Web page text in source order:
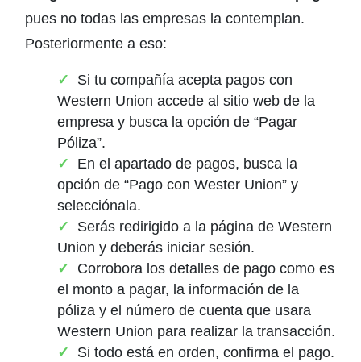
pues no todas las empresas la contemplan.
Posteriormente a eso:
Si tu compañía acepta pagos con
Western Union accede al sitio web de la
empresa y busca la opción de “Pagar
Póliza”.
En el apartado de pagos, busca la
opción de “Pago con Wester Union” y
selecciónala.
Serás redirigido a la página de Western
Union y deberás iniciar sesión.
Corrobora los detalles de pago como es
el monto a pagar, la información de la
póliza y el número de cuenta que usara
Western Union para realizar la transacción.
Si todo está en orden, confirma el pago.